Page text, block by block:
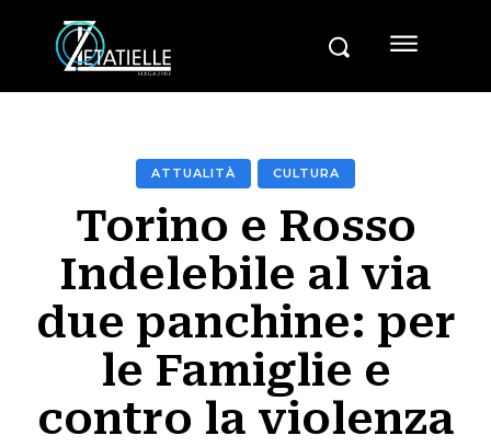
ATTUALITÀ CULTURA
Torino e Rosso
Indelebile al via
due panchine: per
le Famiglie e
contro la violenza